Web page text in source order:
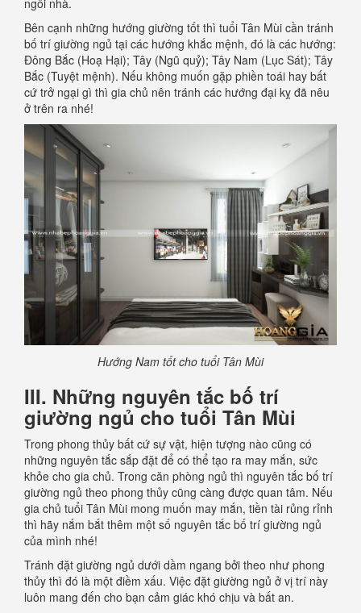
ngôi nhà.
Bên cạnh những hướng giường tốt thì tuổi Tân Mùi cần tránh
bố trí giường ngủ tại các hướng khắc mệnh, đó là các hướng:
Đông Bắc (Hoạ Hại); Tây (Ngũ quỷ); Tây Nam (Lục Sát); Tây
Bắc (Tuyệt mệnh). Nếu không muốn gặp phiền toái hay bất
cứ trở ngại gì thì gia chủ nên tránh các hướng đại kỵ đã nêu
ở trên ra nhé!
Hướng Nam tốt cho tuổi Tân Mùi
III. Những nguyên tắc bố trí
giường ngủ cho tuổi Tân Mùi
Trong phong thủy bất cứ sự vật, hiện tượng nào cũng có
những nguyên tắc sắp đặt để có thể tạo ra may mắn, sức
khỏe cho gia chủ. Trong căn phòng ngủ thì nguyên tắc bố trí
giường ngủ theo phong thủy cũng càng được quan tâm. Nếu
gia chủ tuổi Tân Mùi mong muốn may mắn, tiền tài rủng rỉnh
thì hãy nắm bắt thêm một số nguyên tắc bố trí giường ngủ
của mình nhé!
Tránh đặt giường ngủ dưới dầm ngang bởi theo như phong
thủy thì đó là một điềm xấu. Việc đặt giường ngủ ở vị trí này
luôn mang đến cho bạn cảm giác khó chịu và bất an.